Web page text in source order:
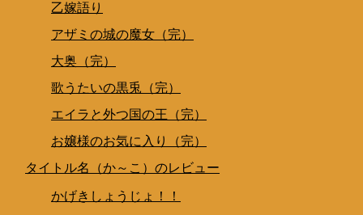
乙嫁語り
アザミの城の魔女（完）
大奥（完）
歌うたいの黒兎（完）
エイラと外つ国の王（完）
お嬢様のお気に入り（完）
タイトル名（か～こ）のレビュー
かげきしょうじょ！！